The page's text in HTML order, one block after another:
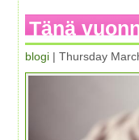
Tänä
blogi | Thursday